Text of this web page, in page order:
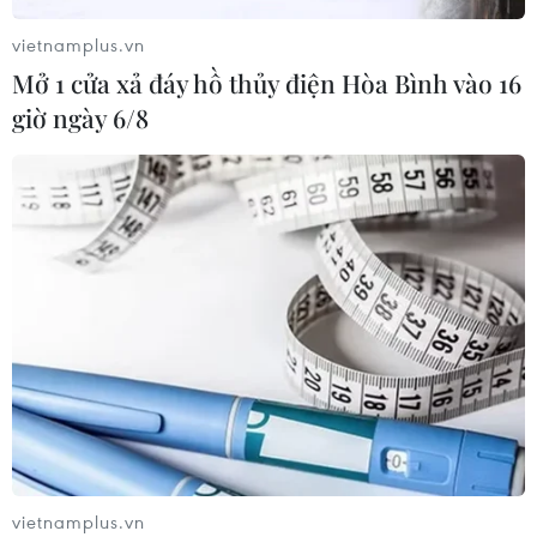
CƠ QUAN CHỦ QUẢN: THÔNG TẤN XÃ VIỆT NAM
Tổng Biên tập: TRẦN TIẾN DUẨN
Phó Tổng Biên tập: NGUYỄN THỊ TÁM, KHÚC THANH
Quy định sử dụng
RSS
Hỗ trợ
Ngôn ngữ
TTXVN
Dịch vụ tin
Quảng cáo
Liên hệ
vietnamplus.vn
Mở 1 cửa xả đáy hồ thủy điện Hòa Bình vào 16
giờ ngày 6/8
vietnamplus.vn